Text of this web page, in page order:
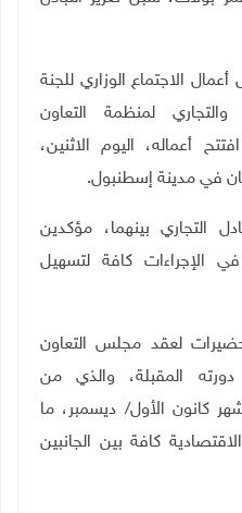
الاجتماع الوزاري للجنة
والتجاري لمنظمة التعاون
أعماله، اليوم الاثنين،
في مدينة إسطنبول.
التجاري بينهما، مؤكدين
في الإجراءات كافة لتسهيل
لعقد مجلس التعاون
المقبلة، والذي من
كانون الأول/ ديسمبر، ما
كافة بين الجانبين